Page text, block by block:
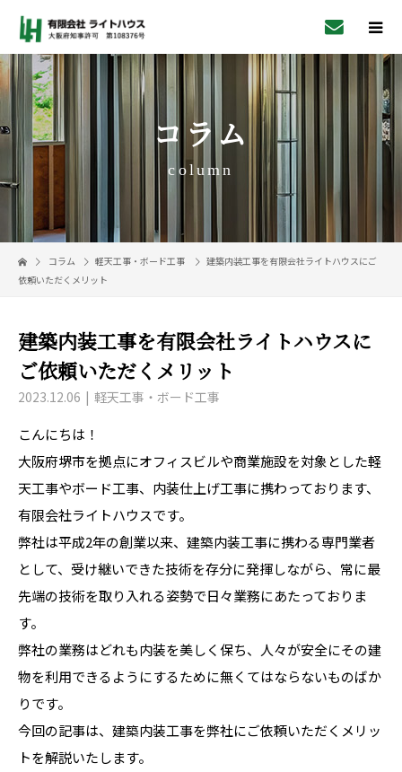
コラム
column
コラム 軽天工事・ボード工事
建築内装工事を有限会社ライトハウスにご
依頼いただくメリット
建築内装工事を有限会社ライトハウスに
ご依頼いただくメリット
2023.12.06 軽天工事・ボード工事
こんにちは！
大阪府堺市を拠点にオフィスビルや商業施設を対象とした軽
天工事やボード工事、内装仕上げ工事に携わっております、
有限会社ライトハウスです。
弊社は平成2年の創業以来、建築内装工事に携わる専門業者
として、受け継いできた技術を存分に発揮しながら、常に最
先端の技術を取り入れる姿勢で日々業務にあたっておりま
す。
弊社の業務はどれも内装を美しく保ち、人々が安全にその建
物を利用できるようにするために無くてはならないものばか
りです。
今回の記事は、建築内装工事を弊社にご依頼いただくメリッ
トを解説いたします。